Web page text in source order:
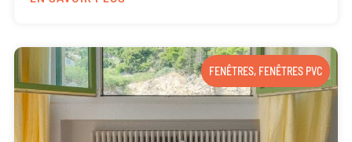
FENÊTRES, FENÊTRES PVC